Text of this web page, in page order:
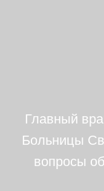
Главный
Больницы
вопросы